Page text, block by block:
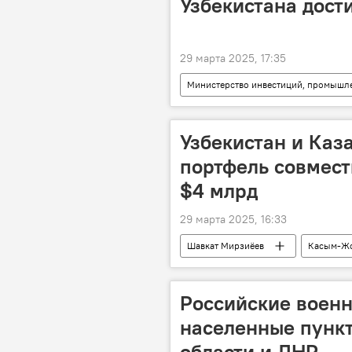
29 марта 2025, 17:35
Министерство инвестиций,
Лазиз Кудратов
Брифинг
Узбекистан и
портфель
$4 млрд
29 марта 2025, 16:33
Шавкат Мирзиёев Касым-
Узбекистан
переговоры
Российские
населенные